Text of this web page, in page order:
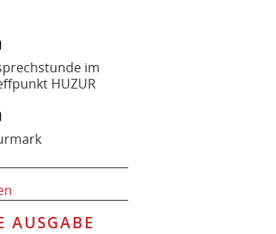
im
HUZUR
AUSGABE